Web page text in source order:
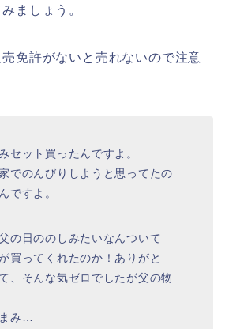
ましょう。
免許がないと売れないので注意
セット買ったんですよ。
でのんびりしようと思ってたの
ですよ。
の日ののしみたいなんついて
買ってくれたのか！ありがと
、そんな気ゼロでしたが父の物
み…